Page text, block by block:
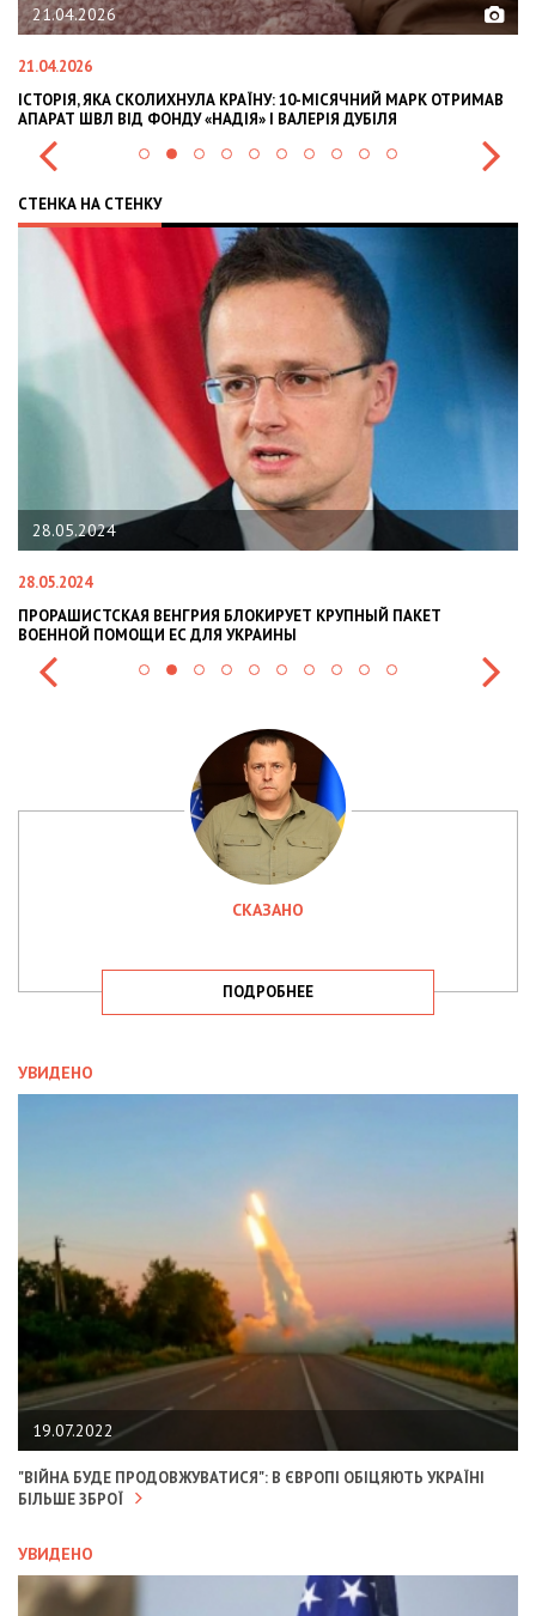
21.04.2026
21.04.2026
ІСТОРІЯ, ЯКА СКОЛИХНУЛА КРАЇНУ: 10-МІСЯЧНИЙ МАРК ОТРИМАВ
АПАРАТ ШВЛ ВІД ФОНДУ «НАДІЯ» І ВАЛЕРІЯ ДУБІЛЯ
СТЕНКА НА СТЕНКУ
28.05.2024
28.05.2024
ПРОРАШИСТСКАЯ ВЕНГРИЯ БЛОКИРУЕТ КРУПНЫЙ ПАКЕТ
ВОЕННОЙ ПОМОЩИ ЕС ДЛЯ УКРАИНЫ
СКАЗАНО
ПОДРОБНЕЕ
УВИДЕНО
19.07.2022
"ВІЙНА БУДЕ ПРОДОВЖУВАТИСЯ": В ЄВРОПІ ОБІЦЯЮТЬ УКРАЇНІ
БІЛЬШЕ ЗБРОЇ
УВИДЕНО